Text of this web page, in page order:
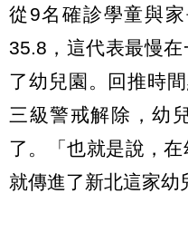
從9名確診學童與
35.8，這代表最慢
了幼兒園。回推時
三級警戒解除，幼
了。「也就是說，
就傳進了新北這家幼